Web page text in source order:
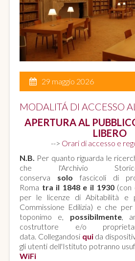
29 maggio 2026
MODALITÁ DI ACCESSO
APERTURA AL
LIBERO
--> Orari di accesso e
N.B. Per quanto riguarda le
che l'Archivio
conserva solo fascicoli di
Roma tra il 1848 e il 1930(con
per le licenze di Abitabilità e
Commissione Edilizia) e che
toponimo e, possibilmente,
costruttore e/o
data. Collegandosi qui da
gli utenti dell'Istituto potranno
WiFi